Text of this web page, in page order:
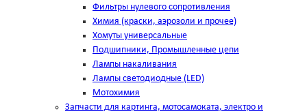
Фильтры нулевого сопротивления
Химия (краски, аэрозоли и прочее)
Хомуты универсальные
Подшипники, Промышленные цепи
Лампы накаливания
Лампы светодиодные (LED)
Мотохимия
Запчасти для картинга, мотосамоката, электро и